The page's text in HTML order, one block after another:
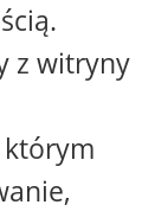
z witryny
którym